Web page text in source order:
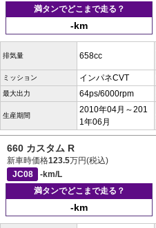
満タンでどこまで走る？
-km
排気量 658cc
ミッション インパネCVT
最大出力 64ps/6000rpm
生産期間
2010年04月～201
1年06月
660 カスタム R
新車時価格123.5万円(税込)
JC08
-km/L
満タンでどこまで走る？
-km